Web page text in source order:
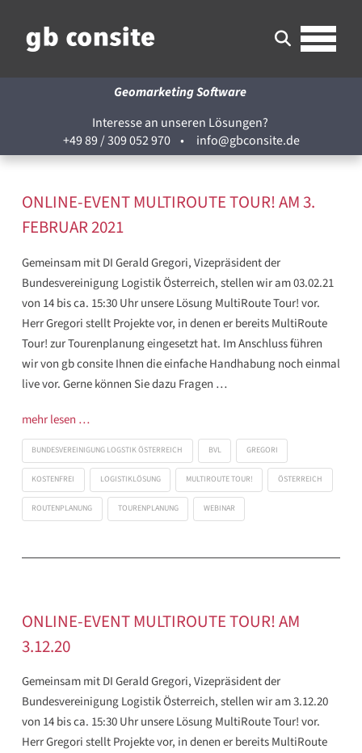
Geomarketing Software
Interesse an unseren Lösungen?
+49 89 / 309 052 970• info@gbconsite.de
ONLINE-EVENT MULTIROUTE TOUR! AM 3.
FEBRUAR 2021
Gemeinsam mit DI Gerald Gregori, Vizepräsident der
Bundesvereinigung Logistik Österreich, stellen wir am 03.02.21
von 14 bis ca. 15:30 Uhr unsere Lösung MultiRoute Tour! vor.
Herr Gregori stellt Projekte vor, in denen er bereits MultiRoute
Tour! zur Tourenplanung eingesetzt hat. Im Anschluss führen
wir von gb consite Ihnen die einfache Handhabung noch einmal
live vor. Gerne können Sie dazu Fragen …
mehr lesen …
BUNDESVEREINIGUNG LOGSTIK ÖSTERREICH BVL GREGORI
KOSTENFREI LOGISTIKLÖSUNG MULTIROUTE TOUR! ÖSTERREICH
ROUTENPLANUNG TOURENPLANUNG WEBINAR
ONLINE-EVENT MULTIROUTE TOUR! AM
3.12.20
Gemeinsam mit DI Gerald Gregori, Vizepräsident der
Bundesvereinigung Logistik Österreich, stellen wir am 3.12.20
von 14 bis ca. 15:30 Uhr unsere Lösung MultiRoute Tour! vor.
Herr Gregori stellt Projekte vor, in denen er bereits MultiRoute